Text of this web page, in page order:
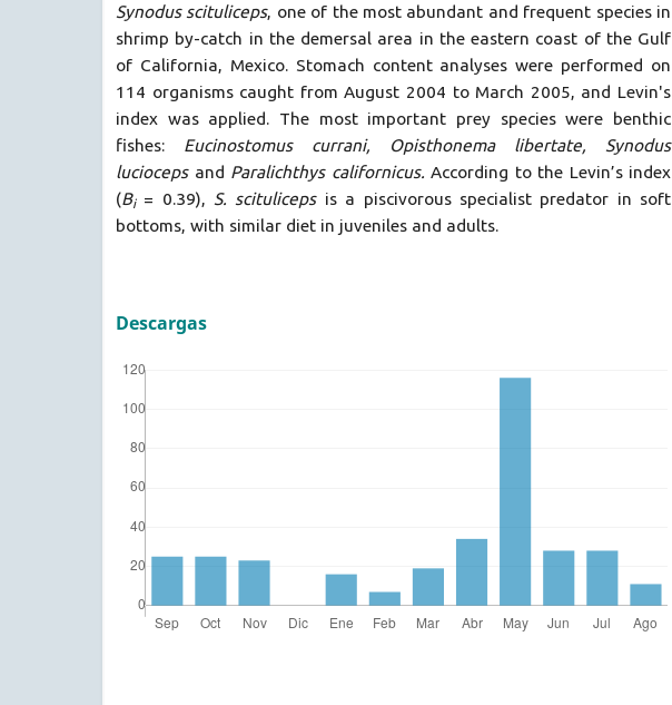
Synodus scituliceps, one of the most abundant and frequent species in
shrimp by-catch in the demersal area in the eastern coast of the Gulf
of California, Mexico. Stomach content analyses were performed on
114 organisms caught from August 2004 to March 2005, and Levin's
index was applied. The most important prey species were benthic
fishes: Eucinostomus currani, Opisthonema libertate, Synodus
lucioceps and Paralichthys californicus. According to the Levin’s index
(Bi= 0.39), S. scitulicepsis a piscivorous specialist predator in soft
bottoms, with similar diet in juveniles and adults.
Descargas